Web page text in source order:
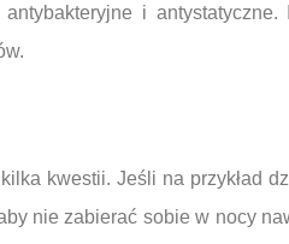
i
kwestii. Jeśli na przykład
nie zabierać sobie w nocy